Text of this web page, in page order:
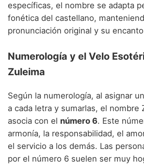
específicas, el nombre se adapta
fonética del castellano,
pronunciación original y su
Numerología y el Velo
Zuleima
Según la numerología, al asignar
a cada letra y sumarlas, el nombre
asocia con el número 6. Este
armonía, la responsabilidad, el
el servicio a los demás. Las
por el número 6 suelen ser muy